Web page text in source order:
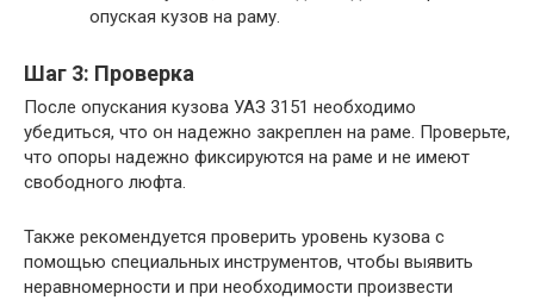
опуская кузов на раму.
Шаг 3: Проверка
После опускания кузова УАЗ 3151 необходимо
убедиться, что он надежно закреплен на раме. Проверьте,
что опоры надежно фиксируются на раме и не имеют
свободного люфта.
Также рекомендуется проверить уровень кузова с
помощью специальных инструментов, чтобы выявить
неравномерности и при необходимости произвести